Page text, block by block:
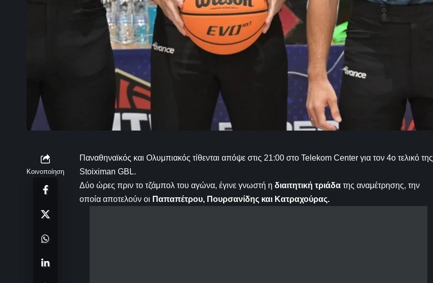
Κοινοποίηση
Παναθηναϊκός και Ολυμπιακός τίθενται απόψε στις 21:00 στο Telekom Center για τον 4ο τελικό της
Stoiximan GBL.
Δύο ώρες πριν το τζάμπολ του αγώνα, έγινε γνωστή η διαιτητική τριάδα της αναμέτρησης, την
οποία αποτελούν οι Παπαπέτρου, Πουρσανίδης και Κατραχούρας.